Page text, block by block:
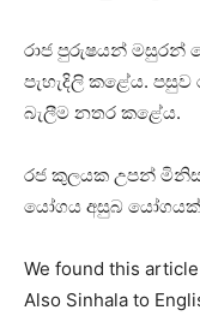
රාජ පුරුෂයන් මසුරන්
පැහැදිලි කළේය.
බැලීම නතර කළේය.
රජ කුලයක උපන්
යෝගය අසුබ යෝගයක්‌
We found this
Also Sinhala to